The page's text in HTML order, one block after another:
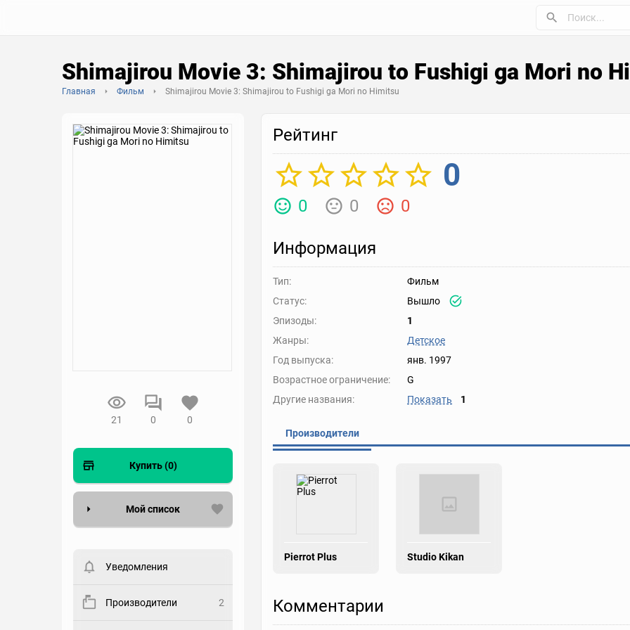
Shimajirou Movie 3: Shimajirou to Fushigi ga Mori no
Главная Фильм Shimajirou Movie 3: Shimajirou to Fushigi ga Mori no Himitsu
21 0 0
Купить (0)
Мой список
пользователи. Хотите
Статус
Уведомления
Производители 2
Рейтинг
0
0 0 0
Информация
Тип:
Фильм
Статус:
Вышло
Эпизоды:
1
Жанры:
Детское
Год выпуска:
янв. 1997
Возрастное ограничение:
G
Другие названия:
Показать 1
Производители
Pierrot Plus Studio Kikan
Комментарии